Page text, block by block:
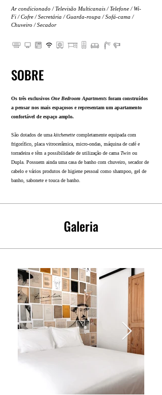
Ar condicionado / Televisão Multicanais / Telefone / Wi-
Fi / Cofre / Secretária / Guarda-roupa / Sofá-cama /
Chuveiro / Secador
SOBRE
Os três exclusivos One Bedroom Apartments foram construídos
a pensar nos mais espaçosos e representam um apartamento
confortável de espaço amplo.
São dotados de uma kitchenettecompletamente equipada com
frigorífico, placa vitrocerâmica, micro-ondas, máquina de café e
torradeira e têm a possibilidade de utilização de cama Twin ou
Dupla. Possuem ainda uma casa de banho com chuveiro, secador de
cabelo e vários produtos de higiene pessoal como shampoo, gel de
banho, sabonete e touca de banho.
Galeria